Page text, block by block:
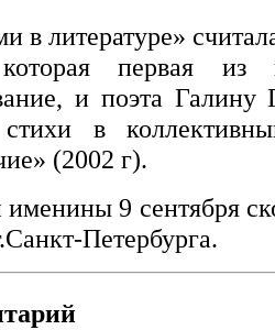
в литературе»
первая из
и поэта Галину
в
(2002 г).
9 сентября
Петербурга.